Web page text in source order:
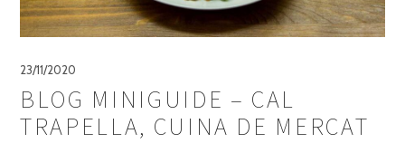
23/11/2020
BLOG MINIGUIDE – CAL
TRAPELLA, CUINA DE MERCAT